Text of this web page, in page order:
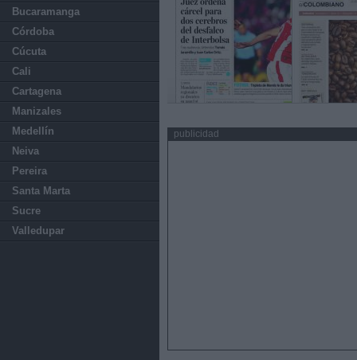
Bucaramanga
Córdoba
Cúcuta
Cali
Cartagena
Manizales
Medellín
Neiva
Pereira
Santa Marta
Sucre
Valledupar
publicidad